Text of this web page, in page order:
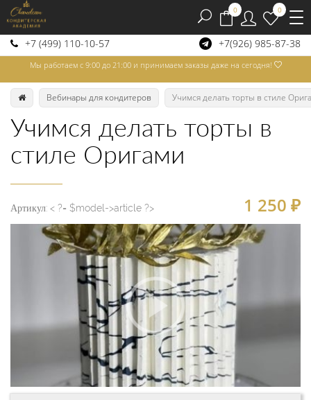
+7 (499) 110-10-57 +7(926) 985-87-38
0
0
Мы работаем с 9:00 до 21:00 и принимаем заказы даже на сегодня!
Вебинары для кондитеров Учимся делать торты в стиле
Учимся делать торты в
стиле Оригами
Артикул: < ?= $model->article ?> 1 250 ₽